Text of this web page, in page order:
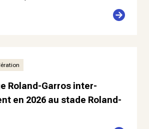
Roland-Garros inter-
en 2026 au stade Roland-